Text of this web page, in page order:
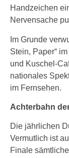
Handzeichen
Nervensache
Im Grunde
Stein, Paper“
und Kuschel-
nationales
im Fernsehen.
Achterbahn
Die jährlichen
Vermutlich ist
Finale